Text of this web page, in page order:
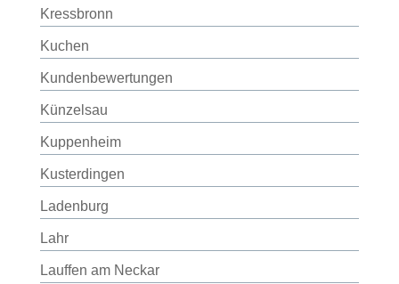
Kressbronn
Kuchen
Kundenbewertungen
Künzelsau
Kuppenheim
Kusterdingen
Ladenburg
Lahr
Lauffen am Neckar